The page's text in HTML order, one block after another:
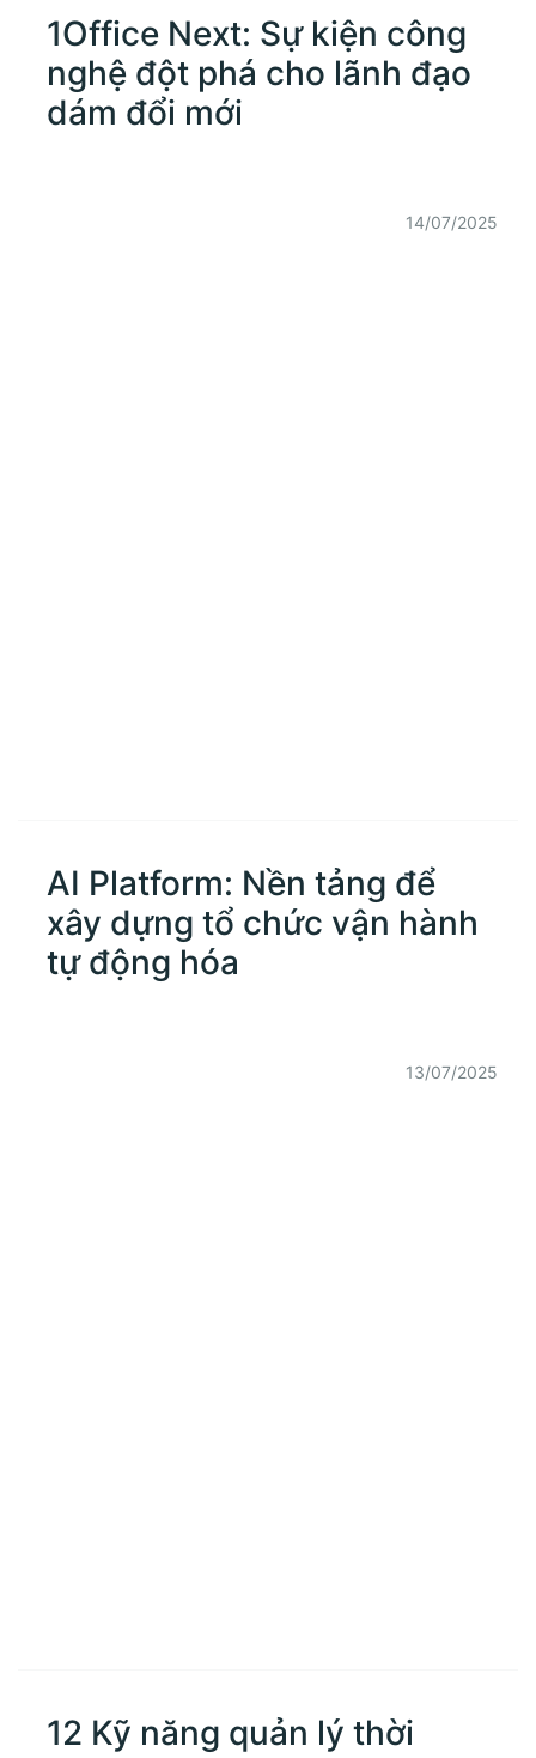
1Office Next: Sự kiện công
nghệ đột phá cho lãnh đạo
dám đổi mới
14/07/2025
AI Platform: Nền tảng để
xây dựng tổ chức vận hành
tự động hóa
13/07/2025
12 Kỹ năng quản lý thời